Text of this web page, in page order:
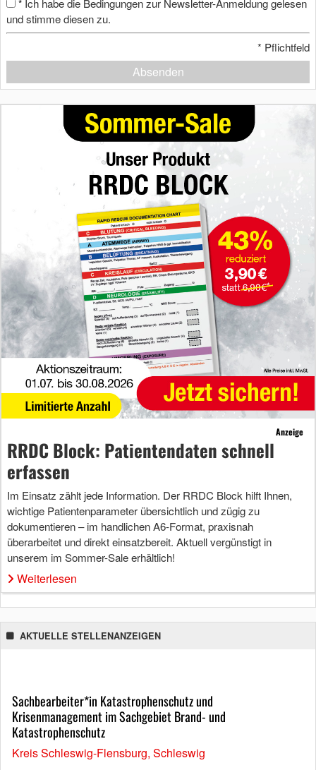
* Ich habe die Bedingungen zur Newsletter-Anmeldung gelesen
und stimme diesen zu.
* Pflichtfeld
Absenden
Anzeige
RRDC Block: Patientendaten schnell
erfassen
Im Einsatz zählt jede Information. Der RRDC Block hilft Ihnen,
wichtige Patientenparameter übersichtlich und zügig zu
dokumentieren – im handlichen A6-Format, praxisnah
überarbeitet und direkt einsatzbereit. Aktuell vergünstigt in
unserem im Sommer-Sale erhältlich!
Weiterlesen
AKTUELLE STELLENANZEIGEN
Sachbearbeiter*in Katastrophenschutz und
Krisenmanagement im Sachgebiet Brand- und
Katastrophenschutz
Kreis Schleswig-Flensburg, Schleswig